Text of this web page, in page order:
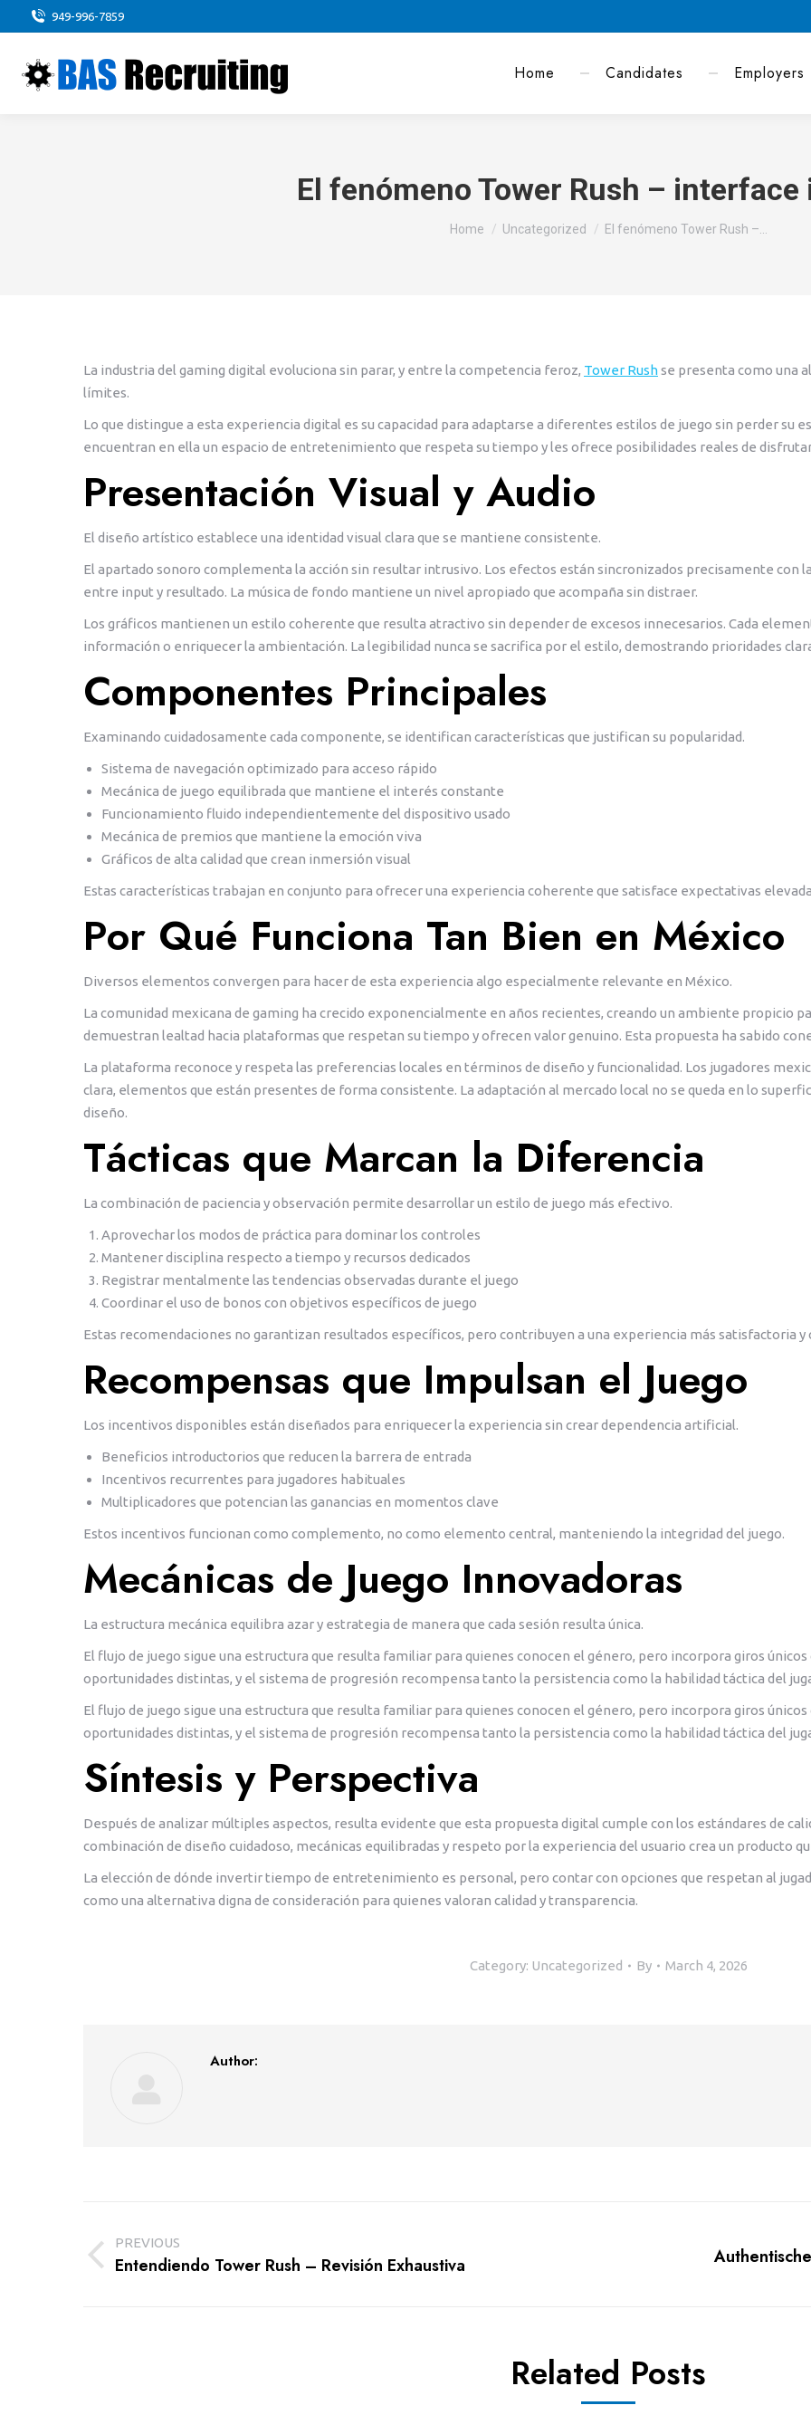
949-996-7859
Home Candidates Employers
El fenómeno Tower Rush –
You are here:
Home Uncategorized El fenómeno Tower Rush –…
La industria del gaming digital evoluciona sin parar, y entre la competencia feroz, Tower Rushse presenta como una
límites.
Lo que distingue a esta experiencia digital es su capacidad para adaptarse a diferentes estilos de juego sin perder su
encuentran en ella un espacio de entretenimiento que respeta su tiempo y les ofrece posibilidades reales de
Presentación Visual y Audio
El diseño artístico establece una identidad visual clara que se mantiene consistente.
El apartado sonoro complementa la acción sin resultar intrusivo. Los efectos están sincronizados precisamente con
entre input y resultado. La música de fondo mantiene un nivel apropiado que acompaña sin distraer.
Los gráficos mantienen un estilo coherente que resulta atractivo sin depender de excesos innecesarios. Cada
información o enriquecer la ambientación. La legibilidad nunca se sacrifica por el estilo, demostrando prioridades
Componentes Principales
Examinando cuidadosamente cada componente, se identifican características que justifican su popularidad.
Sistema de navegación optimizado para acceso rápido
Mecánica de juego equilibrada que mantiene el interés constante
Funcionamiento fluido independientemente del dispositivo usado
Mecánica de premios que mantiene la emoción viva
Gráficos de alta calidad que crean inmersión visual
Estas características trabajan en conjunto para ofrecer una experiencia coherente que satisface expectativas
Por Qué Funciona Tan Bien en México
Diversos elementos convergen para hacer de esta experiencia algo especialmente relevante en México.
La comunidad mexicana de gaming ha crecido exponencialmente en años recientes, creando un ambiente propicio
demuestran lealtad hacia plataformas que respetan su tiempo y ofrecen valor genuino. Esta propuesta ha sabido
La plataforma reconoce y respeta las preferencias locales en términos de diseño y funcionalidad. Los jugadores
clara, elementos que están presentes de forma consistente. La adaptación al mercado local no se queda en lo
diseño.
Tácticas que Marcan la Diferencia
La combinación de paciencia y observación permite desarrollar un estilo de juego más efectivo.
Aprovechar los modos de práctica para dominar los controles
Mantener disciplina respecto a tiempo y recursos dedicados
Registrar mentalmente las tendencias observadas durante el juego
Coordinar el uso de bonos con objetivos específicos de juego
Estas recomendaciones no garantizan resultados específicos, pero contribuyen a una experiencia más satisfactoria y
Recompensas que Impulsan el Juego
Los incentivos disponibles están diseñados para enriquecer la experiencia sin crear dependencia artificial.
Beneficios introductorios que reducen la barrera de entrada
Incentivos recurrentes para jugadores habituales
Multiplicadores que potencian las ganancias en momentos clave
Estos incentivos funcionan como complemento, no como elemento central, manteniendo la integridad del juego.
Mecánicas de Juego Innovadoras
La estructura mecánica equilibra azar y estrategia de manera que cada sesión resulta única.
El flujo de juego sigue una estructura que resulta familiar para quienes conocen el género, pero incorpora giros
oportunidades distintas, y el sistema de progresión recompensa tanto la persistencia como la habilidad táctica del
El flujo de juego sigue una estructura que resulta familiar para quienes conocen el género, pero incorpora giros
oportunidades distintas, y el sistema de progresión recompensa tanto la persistencia como la habilidad táctica del
Síntesis y Perspectiva
Después de analizar múltiples aspectos, resulta evidente que esta propuesta digital cumple con los estándares de
combinación de diseño cuidadoso, mecánicas equilibradas y respeto por la experiencia del usuario crea un producto
La elección de dónde invertir tiempo de entretenimiento es personal, pero contar con opciones que respetan al
como una alternativa digna de consideración para quienes valoran calidad y transparencia.
Category: Uncategorized By March 4, 2026
Author:
Post
navigation
PREVIOUS
Previous
Entendiendo Tower Rush – Revisión Exhaustiva
Related Posts